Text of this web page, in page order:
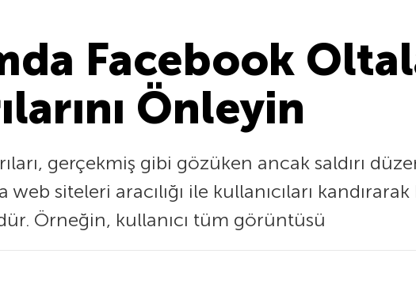
Facebook
Önleyin
gerçekmiş gibi gözüken ancak saldırı
web siteleri aracılığı ile kullanıcıları
Örneğin, kullanıcı tüm görüntüsü